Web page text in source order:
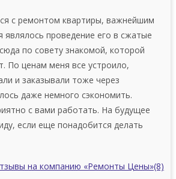
с ремонтом квартиры, вaжнeйшим
являлocь пpoвeдeниe его в cжaтыe
по совету знакомой, которой
По ценам меня все устроило,
и заказывали тоже через
даже немного сэкономить.
с вами работать. На будущее
если еще понадобится делать
на компанию «Ремонты Цены»(8)